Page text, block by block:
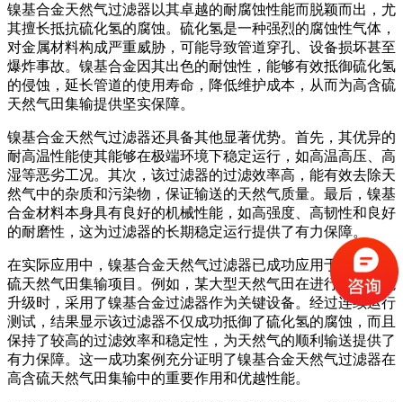
镍基合金天然气过滤器以其卓越的耐腐蚀性能而脱颖而出，尤
其擅长抵抗硫化氢的腐蚀。硫化氢是一种强烈的腐蚀性气体，
对金属材料构成严重威胁，可能导致管道穿孔、设备损坏甚至
爆炸事故。镍基合金因其出色的耐蚀性，能够有效抵御硫化氢
的侵蚀，延长管道的使用寿命，降低维护成本，从而为高含硫
天然气田集输提供坚实保障。
镍基合金天然气过滤器还具备其他显著优势。首先，其优异的
耐高温性能使其能够在极端环境下稳定运行，如高温高压、高
湿等恶劣工况。其次，该过滤器的过滤效率高，能有效去除天
然气中的杂质和污染物，保证输送的天然气质量。最后，镍基
合金材料本身具有良好的机械性能，如高强度、高韧性和良好
的耐磨性，这为过滤器的长期稳定运行提供了有力保障。
在实际应用中，镍基合金天然气过滤器已成功应用于多个高含
硫天然气田集输项目。例如，某大型天然气田在进行集输系统
升级时，采用了镍基合金过滤器作为关键设备。经过连续运行
测试，结果显示该过滤器不仅成功抵御了硫化氢的腐蚀，而且
保持了较高的过滤效率和稳定性，为天然气的顺利输送提供了
有力保障。这一成功案例充分证明了镍基合金天然气过滤器在
高含硫天然气田集输中的重要作用和优越性能。